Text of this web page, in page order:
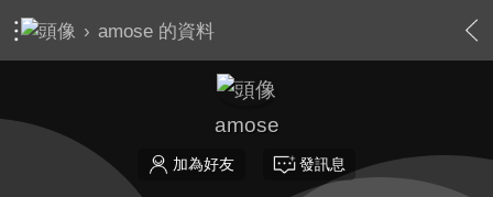
› amose 的資料
amose
加為好友 發訊息